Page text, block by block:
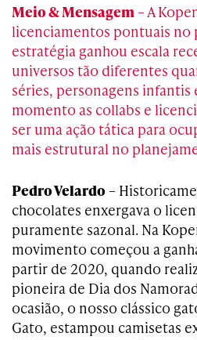
Meio & Mensagem – A
licenciamentos pontuais no
estratégia ganhou escala
universos tão diferentes
séries, personagens infantis
momento as collabs e
ser uma ação tática para
mais estrutural no
Pedro Velardo –
chocolates enxergava o
puramente sazonal. Na
movimento começou a
partir de 2020, quando
pioneira de Dia dos
ocasião, o nosso clássico
Gato, estampou camisetas